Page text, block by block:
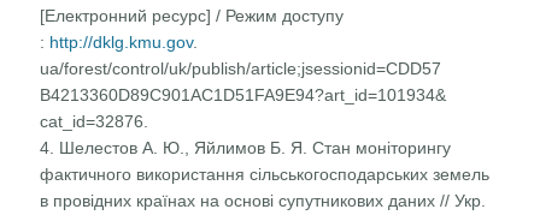
[Електронний ресурс] / Режим доступу
: http://dklg.kmu.gov.
ua/forest/control/uk/publish/article;jsessionid=CDD57
B4213360D89C901AC1D51FA9E94?art_id=101934&
cat_id=32876.
4. Шелестов А. Ю., Яйлимов Б. Я. Стан моніторингу
фактичного використання сільськогосподарських земель
в провідних країнах на основі супутникових даних // Укр.